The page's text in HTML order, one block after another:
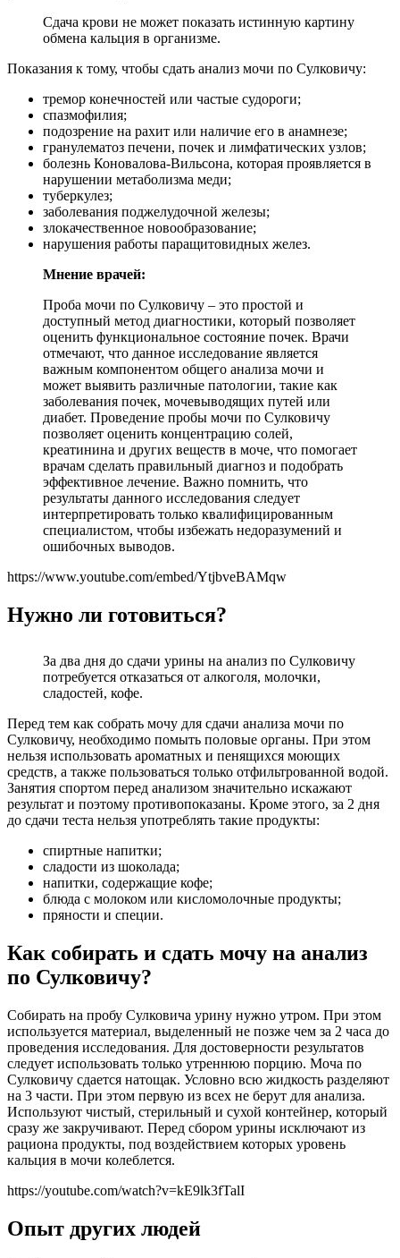
Сдача крови не может показать истинную картину
обмена кальция в организме.
Показания к тому, чтобы сдать анализ мочи по Сулковичу:
тремор конечностей или частые судороги;
спазмофилия;
подозрение на рахит или наличие его в анамнезе;
гранулематоз печени, почек и лимфатических узлов;
болезнь Коновалова-Вильсона, которая проявляется в
нарушении метаболизма меди;
туберкулез;
заболевания поджелудочной железы;
злокачественное новообразование;
нарушения работы паращитовидных желез.
Мнение врачей:
Проба мочи по Сулковичу – это простой и
доступный метод диагностики, который позволяет
оценить функциональное состояние почек. Врачи
отмечают, что данное исследование является
важным компонентом общего анализа мочи и
может выявить различные патологии, такие как
заболевания почек, мочевыводящих путей или
диабет. Проведение пробы мочи по Сулковичу
позволяет оценить концентрацию солей,
креатинина и других веществ в моче, что помогает
врачам сделать правильный диагноз и подобрать
эффективное лечение. Важно помнить, что
результаты данного исследования следует
интерпретировать только квалифицированным
специалистом, чтобы избежать недоразумений и
ошибочных выводов.
https://www.youtube.com/embed/YtjbveBAMqw
Нужно ли готовиться?
За два дня до сдачи урины на анализ по Сулковичу
потребуется отказаться от алкоголя, молочки,
сладостей, кофе.
Перед тем как собрать мочу для сдачи анализа мочи по
Сулковичу, необходимо помыть половые органы. При этом
нельзя использовать ароматных и пенящихся моющих
средств, а также пользоваться только отфильтрованной водой.
Занятия спортом перед анализом значительно искажают
результат и поэтому противопоказаны. Кроме этого, за 2 дня
до сдачи теста нельзя употреблять такие продукты:
спиртные напитки;
сладости из шоколада;
напитки, содержащие кофе;
блюда с молоком или кисломолочные продукты;
пряности и специи.
Как собирать и сдать мочу на анализ
по Сулковичу?
Собирать на пробу Сулковича урину нужно утром. При этом
используется материал, выделенный не позже чем за 2 часа до
проведения исследования. Для достоверности результатов
следует использовать только утреннюю порцию. Моча по
Сулковичу сдается натощак. Условно всю жидкость разделяют
на 3 части. При этом первую из всех не берут для анализа.
Используют чистый, стерильный и сухой контейнер, который
сразу же закручивают. Перед сбором урины исключают из
рациона продукты, под воздействием которых уровень
кальция в мочи колеблется.
https://youtube.com/watch?v=kE9lk3fTalI
Опыт других людей